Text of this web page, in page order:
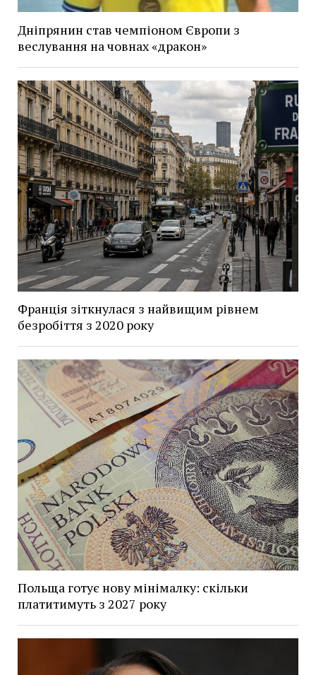
Дніпрянин став чемпіоном Європи з
веслування на човнах «дракон»
Франція зіткнулася з найвищим рівнем
безробіття з 2020 року
Польща готує нову мінімалку: скільки
платитимуть з 2027 року